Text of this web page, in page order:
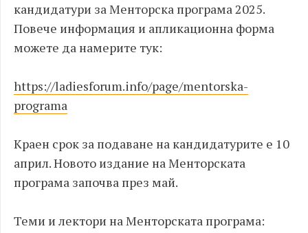
кандидатури за Менторска програма 2025.
Повече информация и апликационна форма
можете да намерите тук:
https://ladiesforum.info/page/mentorska-
programa
Краен срок за подаване на кандидатурите е 10
април. Новото издание на Менторската
програма започва през май.
Теми и лектори на Менторската програма: